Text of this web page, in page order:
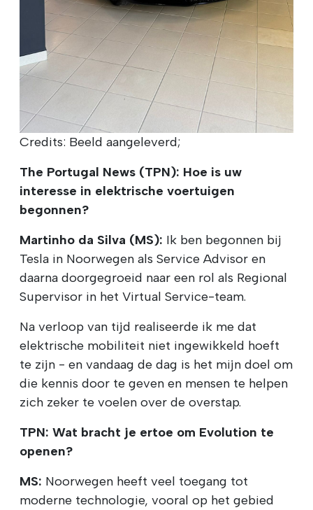
Credits: Beeld aangeleverd;
The Portugal News (TPN): Hoe is uw
interesse in elektrische voertuigen
begonnen?
Martinho da Silva (MS): Ik ben begonnen bij
Tesla in Noorwegen als Service Advisor en
daarna doorgegroeid naar een rol als Regional
Supervisor in het Virtual Service-team.
Na verloop van tijd realiseerde ik me dat
elektrische mobiliteit niet ingewikkeld hoeft
te zijn - en vandaag de dag is het mijn doel om
die kennis door te geven en mensen te helpen
zich zeker te voelen over de overstap.
TPN: Wat bracht je ertoe om Evolution te
openen?
MS: Noorwegen heeft veel toegang tot
moderne technologie, vooral op het gebied